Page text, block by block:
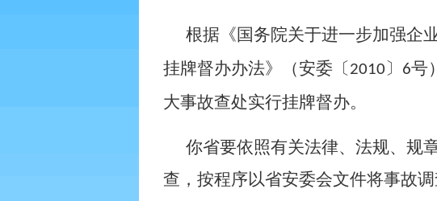
根据《国务院关于进一步加强企
挂牌督办办法》（安委〔2010〕 6号
大事故查处实行挂牌督办。
你省要依照有关法律、法规、规
查，按程序以省安委会文件将事故